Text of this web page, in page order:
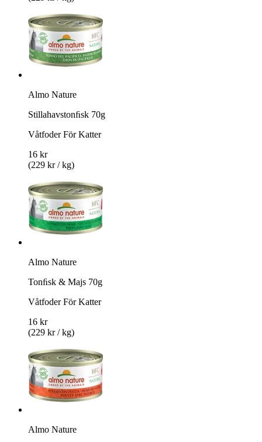
Almo Nature
Stillahavstonﬁsk 70g
Våtfoder För Katter
16 kr
(229 kr / kg)
Almo Nature
Tonﬁsk & Majs 70g
Våtfoder För Katter
16 kr
(229 kr / kg)
Almo Nature